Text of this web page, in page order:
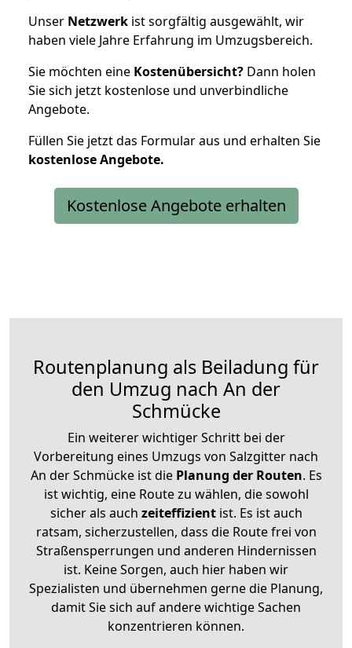
Unser Netzwerk ist sorgfältig ausgewählt, wir
haben viele Jahre Erfahrung im Umzugsbereich.
Sie möchten eine Kostenübersicht? Dann holen
Sie sich jetzt kostenlose und unverbindliche
Angebote.
Füllen Sie jetzt das Formular aus und erhalten Sie
kostenloseAngebote.
Kostenlose Angebote erhalten
Routenplanung als Beiladung für
den Umzug nach An der
Schmücke
Ein weiterer wichtiger Schritt bei der
Vorbereitung eines Umzugs von Salzgitter nach
An der Schmücke ist diePlanung der Routen. Es
ist wichtig, eine Route zu wählen, die sowohl
sicher als auch zeiteffizientist. Es ist auch
ratsam, sicherzustellen, dass die Route frei von
Straßensperrungen und anderen Hindernissen
ist. Keine Sorgen, auch hier haben wir
Spezialisten und übernehmen gerne die Planung,
damit Sie sich auf andere wichtige Sachen
konzentrieren können.